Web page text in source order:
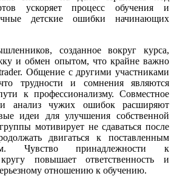
ускоряет процесс обучения и
детские ошибки начинающих
созданное вокруг курса,
и обмен опытом, что крайне важно
Общение с другими участниками
трудности и сомнения являются
к профессионализму. Совместное
и анализ чужих ошибок расширяют
идеи для улучшения собственной
мотивирует не сдаваться после
двигаться к поставленным
Чувство принадлежности к
повышает ответственность и
отношению к обучению.